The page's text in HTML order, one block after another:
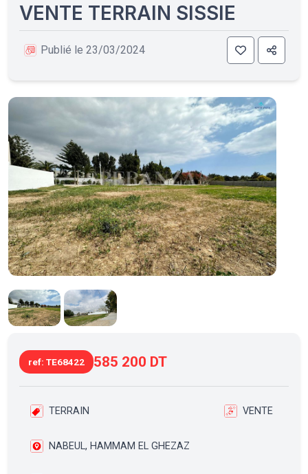
VENTE TERRAIN SISSIE
Publié le 23/03/2024
ref: TE68422 585 200 DT
TERRAIN VENTE
NABEUL, HAMMAM EL GHEZAZ